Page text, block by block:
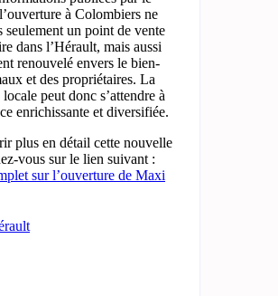
à Colombiers ne
seulement un point de vente
dans l’Hérault, mais aussi
renouvelé envers le bien-
et des propriétaires. La
peut donc s’attendre à
enrichissante et diversifiée.
plus en détail cette nouvelle
vous sur le lien suivant :
sur l’ouverture de Maxi